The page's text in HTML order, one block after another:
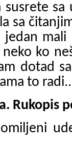
sa
sa
jedan
ko
dotad
to
Rukopis